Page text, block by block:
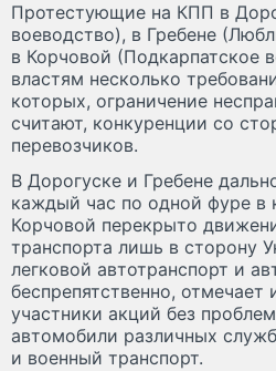
Протестующие на КПП в
воеводство), в Гребене
в Корчовой (Подкарпатское
властям несколько
которых, ограничение
считают, конкуренции со
перевозчиков.
В Дорогуске и Гребене
каждый час по одной фуре в
Корчовой перекрыто
транспорта лишь в сторону
легковой автотранспорт и
беспрепятственно, отмечает
участники акций без
автомобили различных
и военный транспорт.